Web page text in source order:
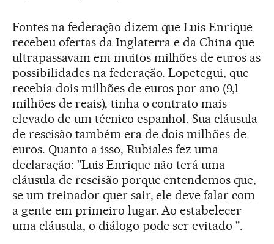
Fontes na federação dizem que Luis Enrique
recebeu ofertas da Inglaterra e da China que
ultrapassavam em muitos milhões de euros as
possibilidades na federação. Lopetegui, que
recebia dois milhões de euros por ano (9,1
milhões de reais), tinha o contrato mais
elevado de um técnico espanhol. Sua cláusula
de rescisão também era de dois milhões de
euros. Quanto a isso, Rubiales fez uma
declaração: "Luis Enrique não terá uma
cláusula de rescisão porque entendemos que,
se um treinador quer sair, ele deve falar com
a gente em primeiro lugar. Ao estabelecer
uma cláusula, o diálogo pode ser evitado ".